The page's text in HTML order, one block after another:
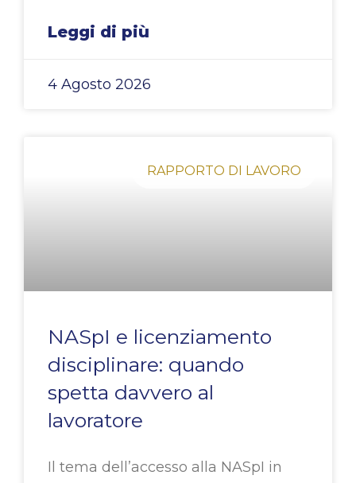
Leggi di più
4 Agosto 2026
RAPPORTO DI LAVORO
NASpI e licenziamento
disciplinare: quando
spetta davvero al
lavoratore
Il tema dell’accesso alla NASpI in